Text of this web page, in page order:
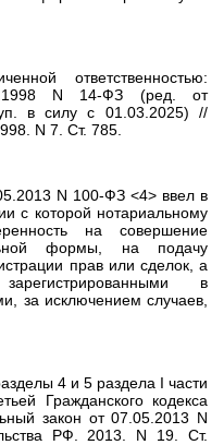
ответственностью:
N 14-ФЗ (ред. от
в силу с 01.03.2025) //
N 7. Ст. 785.
N 100-ФЗ <4> ввел в
с которой нотариальному
на совершение
формы, на подачу
прав или сделок, а
в
за исключением случаев,
4 и 5 раздела I части
Гражданского кодекса
закон от 07.05.2013 N
РФ. 2013. N 19. Ст.